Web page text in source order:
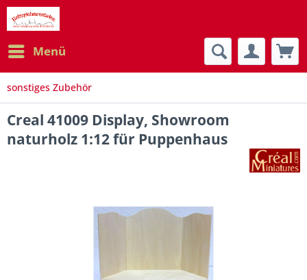
Menü
sonstiges Zubehör
Creal 41009 Display, Showroom
naturholz 1:12 für Puppenhaus